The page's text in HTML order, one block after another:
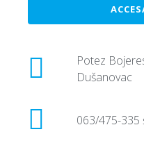
Potez
Dušanovac
063/475-335